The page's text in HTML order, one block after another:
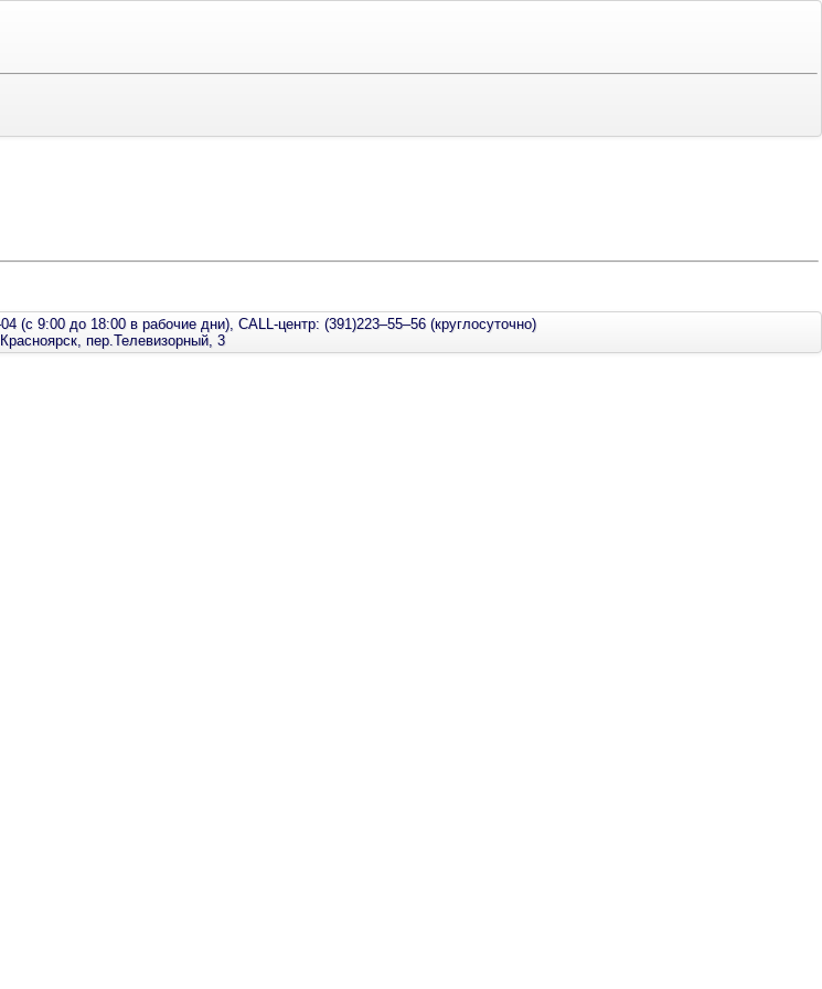
(с 9:00 до 18:00 в рабочие дни), CALL-центр: (391)223–55–56 (круглосуточно)
пер.Телевизорный, 3